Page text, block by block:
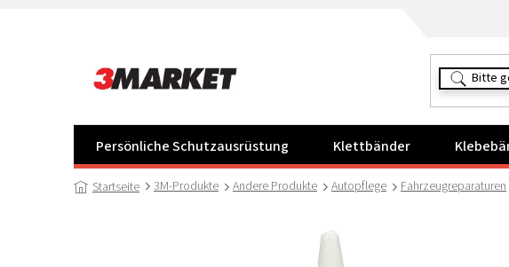
Persönliche Schutzausrüstung Klettbänder
Startseite 3M-Produkte Andere Produkte Autopflege Fahrzeugreparaturen